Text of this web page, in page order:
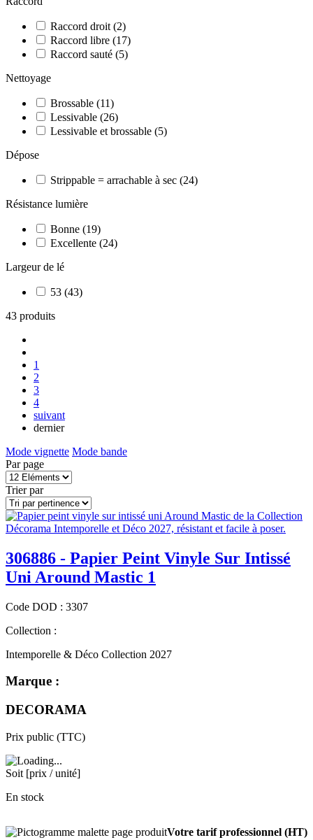
Raccord droit (2)
Raccord libre (17)
Raccord sauté (5)
Nettoyage
Brossable (11)
Lessivable (26)
Lessivable et brossable (5)
Dépose
Strippable = arrachable à sec (24)
Résistance lumière
Bonne (19)
Excellente (24)
Largeur de lé
53 (43)
43 produits
1
2
3
4
suivant
dernier
Mode vignette Mode bande
Par page
Trier par
306886 - Papier Peint Vinyle Sur Intissé
Uni Around Mastic 1
Code DOD : 3307
Collection :
Intemporelle & Déco Collection 2027
Marque :
DECORAMA
Prix public (TTC)
Soit [prix / unité]
En stock
Votre tarif professionnel (HT)